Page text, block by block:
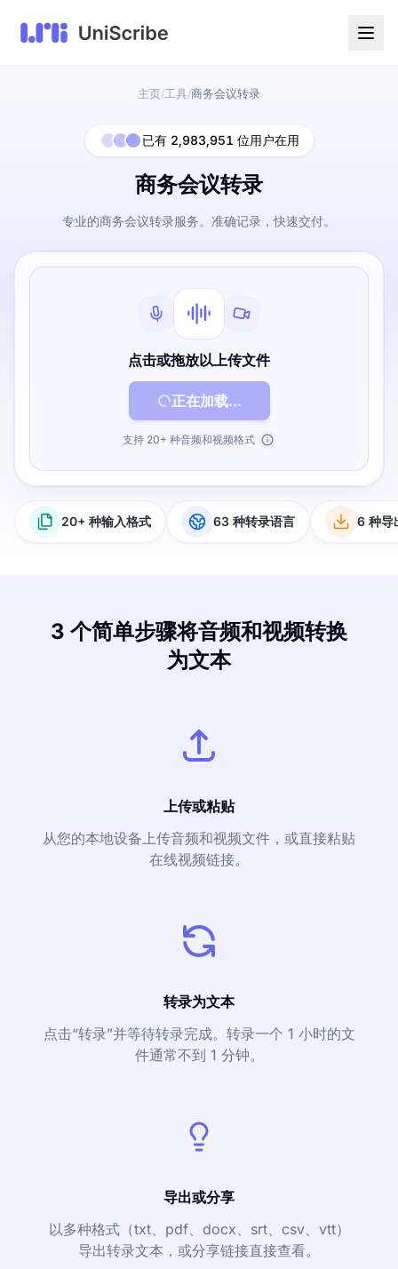
主页/工具/商务会议转录
已有 2,983,951 位用户在用
商务会议转录
专业的商务会议转录服务。准确记录，快速交付。
点击或拖放以上传文件
正在加载...
支持 20+ 种音频和视频格式
20+ 种输入格式 63 种转录语言 6 种导
3 个简单步骤将音频和视频转换
为文本
上传或粘贴
从您的本地设备上传音频和视频文件，或直接粘贴
在线视频链接。
转录为文本
点击“转录”并等待转录完成。转录一个 1 小时的文
件通常不到 1 分钟。
导出或分享
以多种格式（txt、pdf、docx、srt、csv、vtt）
导出转录文本，或分享链接直接查看。